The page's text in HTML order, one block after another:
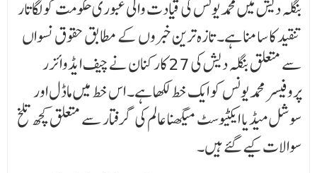
بنگلہ دیش میں محمد یونس کی قیادت والی عبوری حکومت کو لگاتار
تنقید کا سامنا ہے۔ تازہ ترین خبروں کے مطابق حقوق نسواں
سے متعلق بنگلہ دیش کی 27 کارکنان نے چیف ایڈوائزر
پروفیسر محمد یونس کو ایک خط لکھا ہے۔ اس خط میں ماڈل اور
سوشل میڈیا ایکٹیوسٹ میگھنا عالم کی گرفتار سے متعلق کچھ تلخ
سوالات کیے گئے ہیں۔